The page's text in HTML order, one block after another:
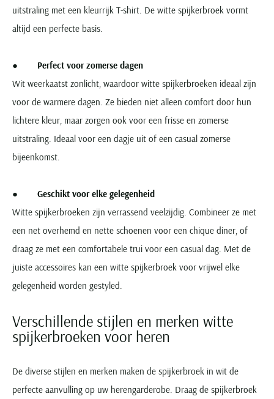
uitstraling met een kleurrijk T-shirt. De witte spijkerbroek vormt
altijd een perfecte basis.
● Perfect voor zomerse dagen
Wit weerkaatst zonlicht, waardoor witte spijkerbroeken ideaal zijn
voor de warmere dagen. Ze bieden niet alleen comfort door hun
lichtere kleur, maar zorgen ook voor een frisse en zomerse
uitstraling. Ideaal voor een dagje uit of een casual zomerse
bijeenkomst.
● Geschikt voor elke gelegenheid
Witte spijkerbroeken zijn verrassend veelzijdig. Combineer ze met
een net overhemd en nette schoenen voor een chique diner, of
draag ze met een comfortabele trui voor een casual dag. Met de
juiste accessoires kan een witte spijkerbroek voor vrijwel elke
gelegenheid worden gestyled.
Verschillende stijlen en merken witte
spijkerbroeken voor heren
De diverse stijlen en merken maken de spijkerbroek in wit de
perfecte aanvulling op uw herengarderobe. Draag de spijkerbroek